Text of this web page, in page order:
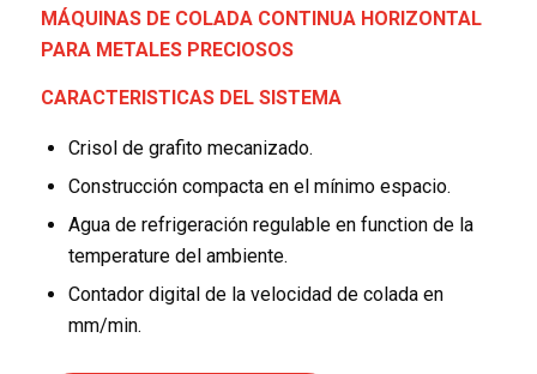
MÁQUINAS DE COLADA CONTINUA HORIZONTAL
PARA METALES PRECIOSOS
CARACTERISTICAS DEL SISTEMA
Crisol de grafito mecanizado.
Construcción compacta en el mínimo espacio.
Agua de refrigeración regulable en function de la
temperature del ambiente.
Contador digital de la velocidad de colada en
mm/min.